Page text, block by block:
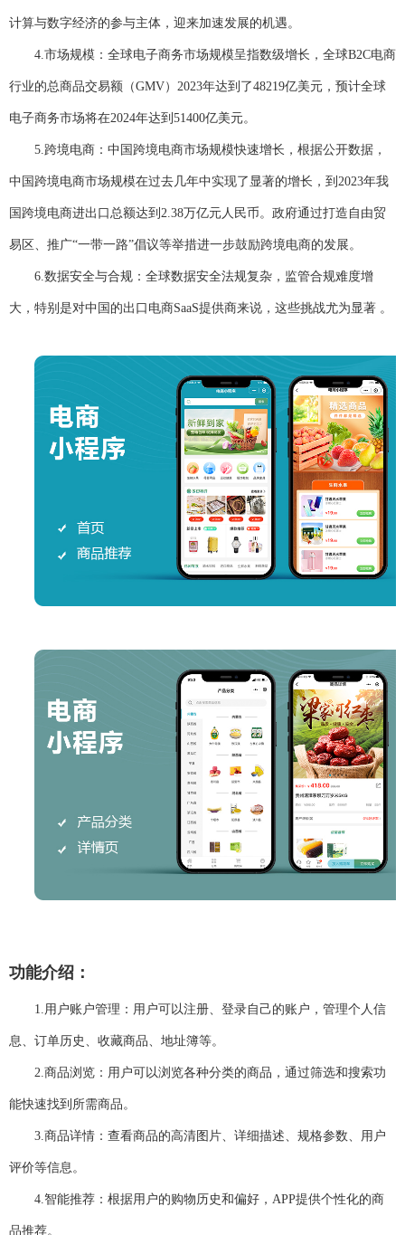
计算与数字经济的参与主体，迎来加速发展的机遇。
4. 市场规模：全球电子商务市场规模呈指数级增长，全球B2C电商
行业的总商品交易额（GMV） 2023年达到了48219亿美元，预计全球
电子商务市场将在2024年达到 51400亿美元。
5. 跨境电商：中国跨境电商市场规模快速增长，根据公开数据，
中国跨境电商市场规模在过去几年中实现了显著的增长，到 2023年我
国跨境电商进出口总额达到 2.38万亿元人民币。政府通过打造自由贸
易区、推广“一带一路”倡议等举措进一步鼓励跨境电商的发展。
6. 数据安全与合规：全球数据安全法规复杂，监管合规难度增
大，特别是对中国的出口电商SaaS提供商来说，这些挑战尤为显著 。
功能介绍：
1. 用户账户管理：用户可以注册、登录自己的账户，管理个人信
息、订单历史、收藏商品、地址簿等。
2. 商品浏览：用户可以浏览各种分类的商品，通过筛选和搜索功
能快速找到所需商品。
3. 商品详情：查看商品的高清图片、详细描述、规格参数、用户
评价等信息。
4. 智能推荐：根据用户的购物历史和偏好， APP提供个性化的商
品推荐。